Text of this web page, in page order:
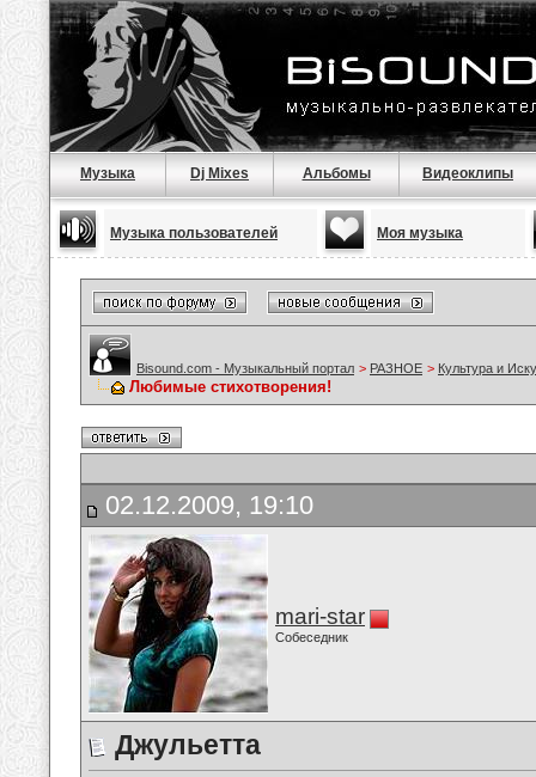
Музыка Dj Mixes Альбомы Видеоклипы
Музыка пользователей Моя музыка
Bisound.com - Музыкальный портал > РАЗНОЕ > Культура и
Любимые стихотворения!
02.12.2009, 19:10
mari-star
Собеседник
Джульетта